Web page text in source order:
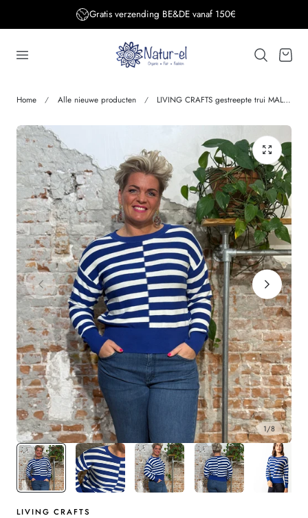
Gratis verzending BE&DE vanaf 150€
Home Alle nieuwe producten LIVING CRAFTS gestreepte trui MALIKA BLUE biologisch katoen
1/8
LIVING CRAFTS